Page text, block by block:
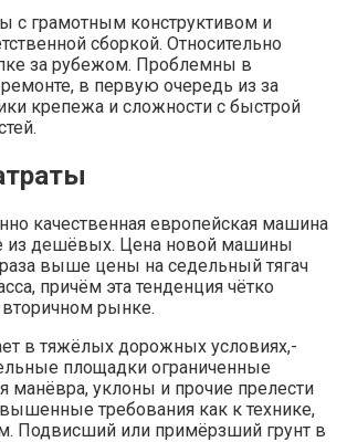
грамотным конструктивом и
сборкой. Относительно
за рубежом. Проблемны в
в первую очередь из за
крепежа и сложности с быстрой
качественная европейская машина
из дешёвых. Цена новой машины
выше цены на седельный тягач
причём эта тенденция чётко
вторичном рынке.
в тяжёлых дорожных условиях,-
площадки ограниченные
манёвра, уклоны и прочие прелести
требования как к технике,
Подвисший или примёрзший грунт в